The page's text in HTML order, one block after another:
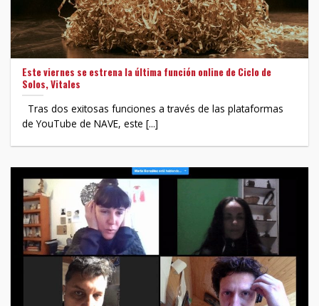
Este viernes se estrena la última función online de Ciclo de
Solos, Vitales
Tras dos exitosas funciones a través de las plataformas
de YouTube de NAVE, este [...]